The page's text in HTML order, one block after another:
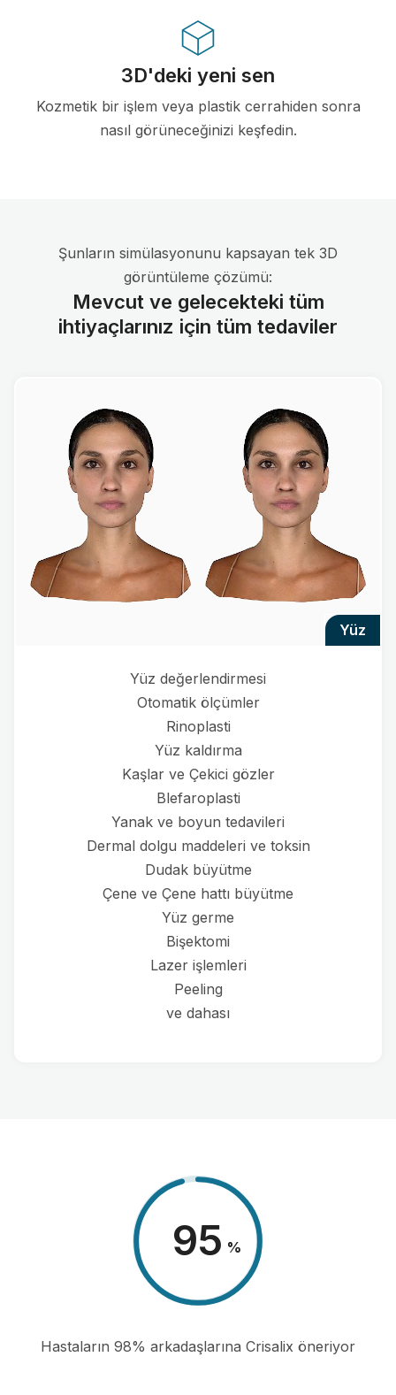
3D'deki yeni sen
Kozmetik bir işlem veya plastik cerrahiden sonra
nasıl görüneceğinizi keşfedin.
Şunların simülasyonunu kapsayan tek 3D
görüntüleme çözümü:
Mevcut ve gelecekteki tüm
ihtiyaçlarınız için tüm tedaviler
yüz
Yüz değerlendirmesi
Otomatik ölçümler
Rinoplasti
Yüz kaldırma
Kaşlar ve Çekici gözler
Blefaroplasti
Yanak ve boyun tedavileri
Dermal dolgu maddeleri ve toksin
Dudak büyütme
Çene ve Çene hattı büyütme
Yüz germe
Bişektomi
Lazer işlemleri
Peeling
ve dahası
98 %
Hastaların 98% arkadaşlarına Crisalix öneriyor